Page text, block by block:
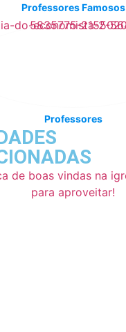
Professores Famosos
Professores